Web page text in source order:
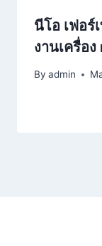
นีโอ เฟอร์
งานเครื่อ
By admin